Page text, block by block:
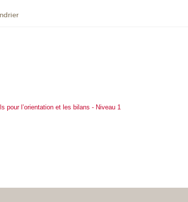
pour l’orientation et les bilans - Niveau 1